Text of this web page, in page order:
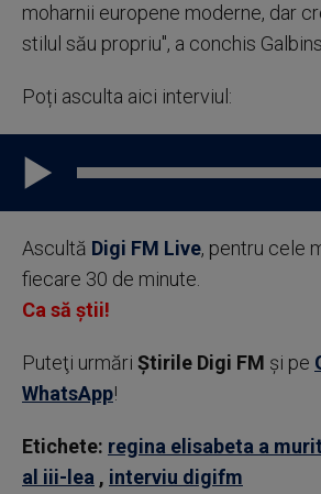
moharnii europene moderne, dar
stilul său propriu", a conchis
Poți asculta aici interviul:
Ascultă Digi FM Live, pentru cele
fiecare 30 de minute.
Ca să știi!
Puteţi urmări Știrile Digi FM şi pe
WhatsApp!
Etichete: regina elisabeta a murit
al iii-lea , interviu digifm